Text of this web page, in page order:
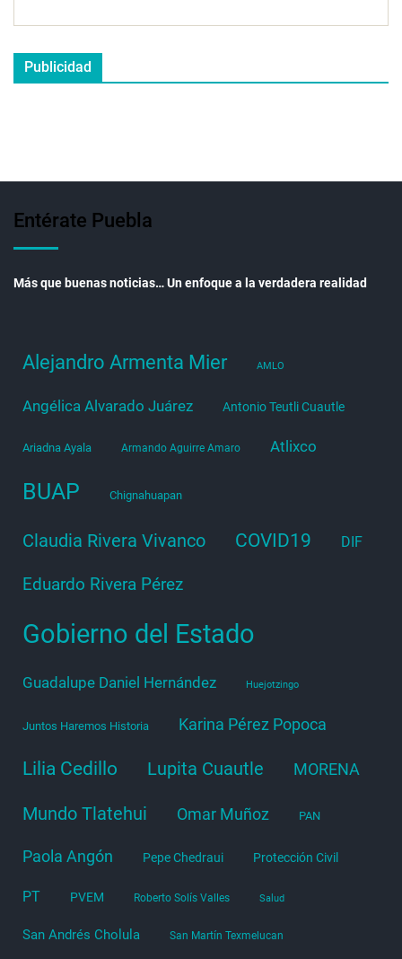
Publicidad
Entérate Puebla
Más que buenas noticias… Un enfoque a la verdadera realidad
Alejandro Armenta Mier AMLO
Angélica Alvarado Juárez Antonio Teutli Cuautle
Ariadna Ayala Armando Aguirre Amaro Atlixco
BUAP Chignahuapan
Claudia Rivera Vivanco COVID19 DIF
Eduardo Rivera Pérez
Gobierno del Estado
Guadalupe Daniel Hernández Huejotzingo
Juntos Haremos Historia Karina Pérez Popoca
Lilia Cedillo Lupita Cuautle MORENA
Mundo Tlatehui Omar Muñoz PAN
Paola Angón Pepe Chedraui Protección Civil
PT PVEM Roberto Solís Valles Salud
San Andrés Cholula San Martín Texmelucan